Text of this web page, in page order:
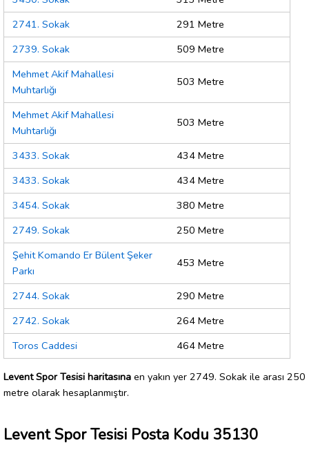
2741. Sokak
291 Metre
2739. Sokak
509 Metre
Mehmet Akif Mahallesi
Muhtarlığı
503 Metre
Mehmet Akif Mahallesi
Muhtarlığı
503 Metre
3433. Sokak
434 Metre
3433. Sokak
434 Metre
3454. Sokak
380 Metre
2749. Sokak
250 Metre
Şehit Komando Er Bülent Şeker
Parkı
453 Metre
2744. Sokak
290 Metre
2742. Sokak
264 Metre
Toros Caddesi
464 Metre
Levent Spor Tesisi haritasına en yakın yer 2749. Sokak ile arası 250
metre olarak hesaplanmıştır.
Levent Spor Tesisi Posta Kodu 35130